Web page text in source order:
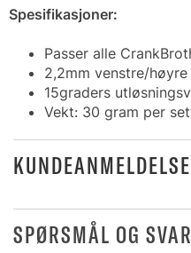
Spesifikasjoner:
Passer alle
2,2mm venstre/høyre
15graders
Vekt: 30 gram per
SPØRSMÅL OG SVAR